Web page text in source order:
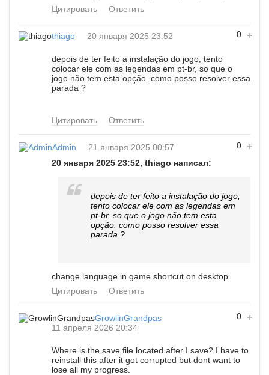
Цитировать
Ответить
0
thiago 20 января 2025 23:52
depois de ter feito a instalação do jogo, tento
colocar ele com as legendas em pt-br, so que o
jogo não tem esta opção. como posso resolver essa
parada ?
Цитировать Ответить
0
Admin
21 января 2025 00:57
20 января 2025 23:52, thiago написал:
depois de ter feito a instalação do jogo,
tento colocar ele com as legendas em
pt-br, so que o jogo não tem esta
opção. como posso resolver essa
parada ?
change language in game shortcut on desktop
Цитировать
Ответить
0
GrowlinGrandpas
11 апреля 2026 20:34
Where is the save file located after I save? I have to
reinstall this after it got corrupted but dont want to
lose all my progress.